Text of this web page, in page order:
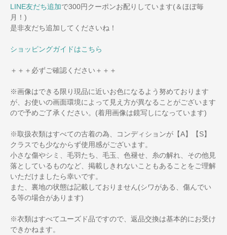
LINE友だち追加で300円クーポンお配りしています(＆ほぼ毎
月！)
是非友だち追加してくださいね！
ショッピングガイドはこちら
＋＋＋必ずご確認ください＋＋＋
※画像はできる限り現品に近いお色になるよう努めております
が、お使いの画面環境によって見え方が異なることがございます
ので予めご了承ください。(着用画像は鏡写しになっています)
※取扱衣類はすべての古着の為、コンディションが【A】【S】
クラスでも少なからず使用感がございます。
小さな傷やシミ、毛羽たち、毛玉、色褪せ、糸の解れ、その他見
落としているものなど、掲載しきれないこともあることをご理解
いただけましたら幸いです。
また、裏地の状態は記載しておりません(シワがある、傷んでい
る等の場合があります)
※衣類はすべてユーズド品ですので、返品交換は基本的にお受け
できかねます。